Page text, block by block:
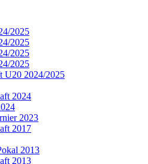
2025
2025
2025
2025
U20 2024/2025
2024
2023
2017
2013
2013